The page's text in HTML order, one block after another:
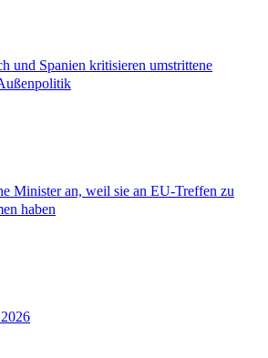
und Spanien kritisieren umstrittene
Minister an, weil sie an EU-Treffen zu
haben